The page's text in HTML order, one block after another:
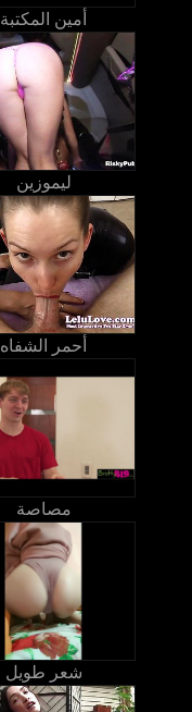
أمين المكتبة
ليموزين
أحمر الشفاه
مصاصة
شعر طويل